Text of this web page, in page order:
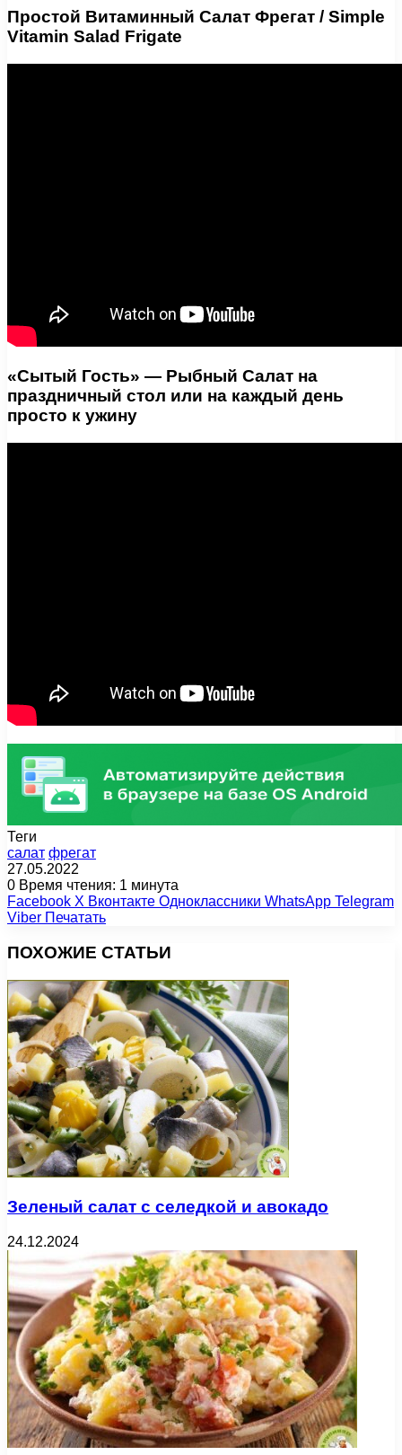
Простой Витаминный Салат Фрегат / Simple
Vitamin Salad Frigate
«Сытый Гость» — Рыбный Салат на
праздничный стол или на каждый день
просто к ужину
Теги
салат фрегат
27.05.2022
0 Время чтения: 1 минута
Facebook X Вконтакте Одноклассники WhatsApp Telegram
Viber Печатать
ПОХОЖИЕ СТАТЬИ
Зеленый салат с селедкой и авокадо
24.12.2024